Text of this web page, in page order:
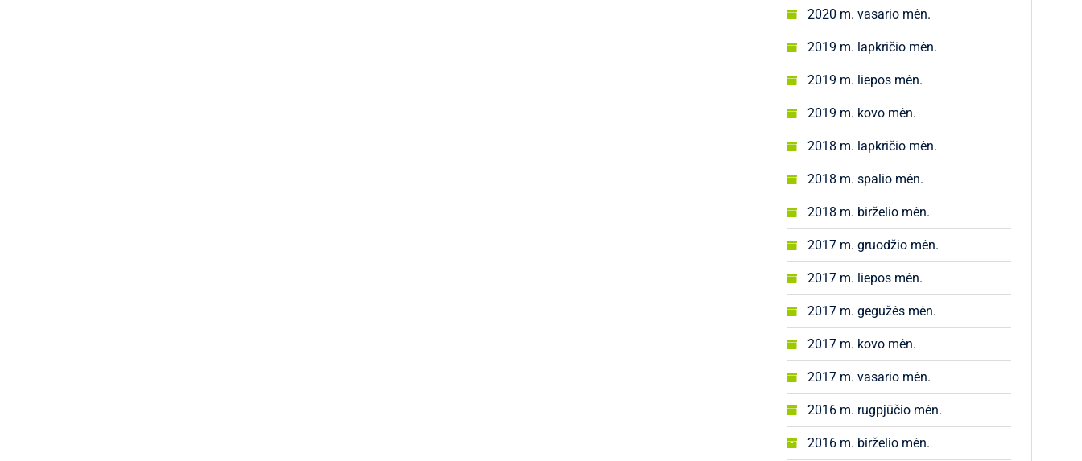
2020 m. vasario mėn.
2019 m. lapkričio mėn.
2019 m. liepos mėn.
2019 m. kovo mėn.
2018 m. lapkričio mėn.
2018 m. spalio mėn.
2018 m. birželio mėn.
2017 m. gruodžio mėn.
2017 m. liepos mėn.
2017 m. gegužės mėn.
2017 m. kovo mėn.
2017 m. vasario mėn.
2016 m. rugpjūčio mėn.
2016 m. birželio mėn.